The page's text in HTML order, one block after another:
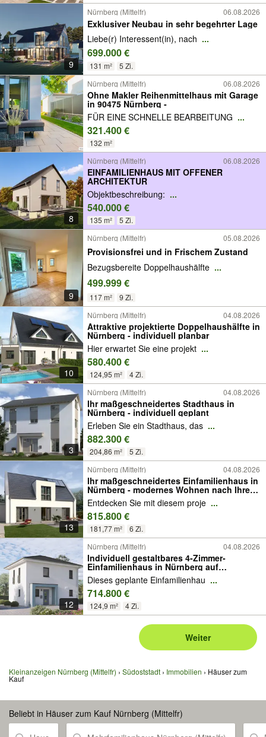
9
Nürnberg (Mittelfr) 06.08.2026
Exklusiver Neubau in sehr begehrter Lage
Liebe(r) Interessent(in), nach ...
699.000 €
131 m²
5 Zi.
Nürnberg (Mittelfr)
06.08.2026
Ohne Makler Reihenmittelhaus mit Garage
in 90475 Nürnberg -
FÜR EINE SCHNELLE BEARBEITUNG ...
321.400 €
132 m²
8
Nürnberg (Mittelfr) 06.08.2026
EINFAMILIENHAUS MIT OFFENER
ARCHITEKTUR
Objektbeschreibung: ...
540.000 €
135 m² 5 Zi.
9
Nürnberg (Mittelfr) 05.08.2026
Provisionsfrei und in Frischem Zustand
Bezugsbereite Doppelhaushälfte ...
499.999 €
117 m² 9 Zi.
10
Nürnberg (Mittelfr) 04.08.2026
Attraktive projektierte Doppelhaushälfte in
Nürnberg - individuell planbar
Hier erwartet Sie eine projekt ...
580.400 €
124,95 m² 4 Zi.
3
Nürnberg (Mittelfr) 04.08.2026
Ihr maßgeschneidertes Stadthaus in
Nürnberg - individuell geplant
Erleben Sie ein Stadthaus, das ...
882.300 €
204,86 m² 5 Zi.
13
Nürnberg (Mittelfr) 04.08.2026
Ihr maßgeschneidertes Einfamilienhaus in
Nürnberg - modernes Wohnen nach Ihren
Vorstellungen
Entdecken Sie mit diesem proje ...
815.800 €
181,77 m² 6 Zi.
12
Nürnberg (Mittelfr) 04.08.2026
Individuell gestaltbares 4-Zimmer-
Einfamilienhaus in Nürnberg auf
großzügigem Grundstück
Dieses geplante Einfamilienhau ...
714.800 €
124,9 m² 4 Zi.
Weiter
Kleinanzeigen Nürnberg (Mittelfr) Südoststadt Immobilien Häuser zum
Kauf
Beliebt in Häuser zum Kauf Nürnberg (Mittelfr)